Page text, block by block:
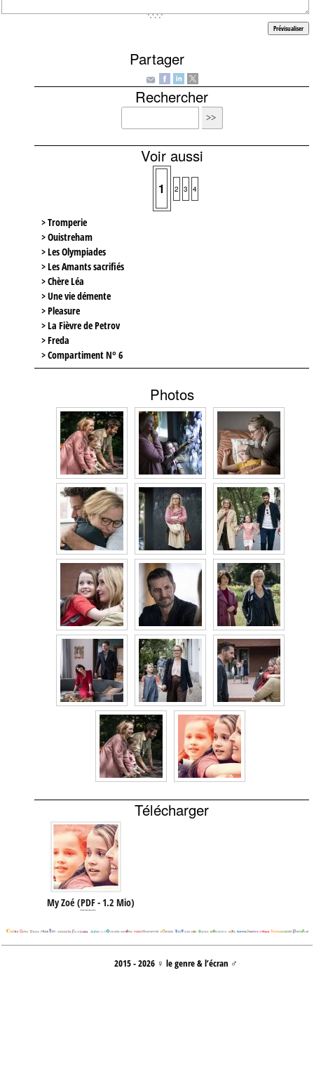
Partager
Rechercher
Voir aussi
1 2 3 4
> Tromperie
> Ouistreham
> Les Olympiades
> Les Amants sacrifiés
> Chère Léa
> Une vie démente
> Pleasure
> La Fièvre de Petrov
> Freda
> Compartiment N° 6
Photos
Télécharger
My Zoé (PDF-1.2 Mio)
2015 - 2026 ♀ le genre & l’écran ♂